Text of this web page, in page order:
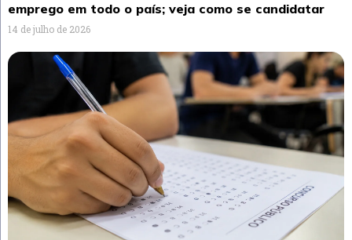
emprego em todo o país; veja como se candidatar
14 de julho de 2026